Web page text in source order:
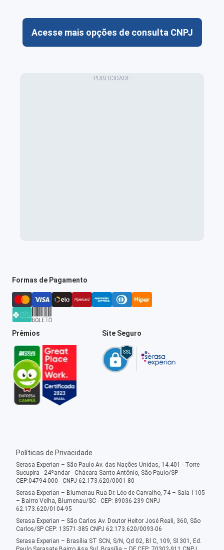
Acesse mais opções de consulta CNPJ
Formas de Pagamento
Prêmios Site Seguro
Políticas de Privacidade
Serasa Experian – São Paulo Av. das Nações Unidas, 14.401 - Torre
Sucupira - 24ºandar - Chácara Santo Antônio, São Paulo/SP -
CEP:04794-000 - CNPJ 62.173.620/0001-80
Serasa Experian – Blumenau Rua Dr. Léo de Carvalho, 74 – Sala 1105
– Bairro Velha, Blumenau/SC - CEP: 89036-239 CNPJ
62.173.620/0104-95
Serasa Experian – São Carlos Av. Doutor Heitor José Reali, 360, São
Carlos/SP CEP: 13571-385 CNPJ 62.173.620/0093-06
Serasa Experian – Brasília ST SCN, S/N, Qd 02, Bl C, 109, Sl 301, Ed.